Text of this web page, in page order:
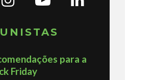
para a
Friday